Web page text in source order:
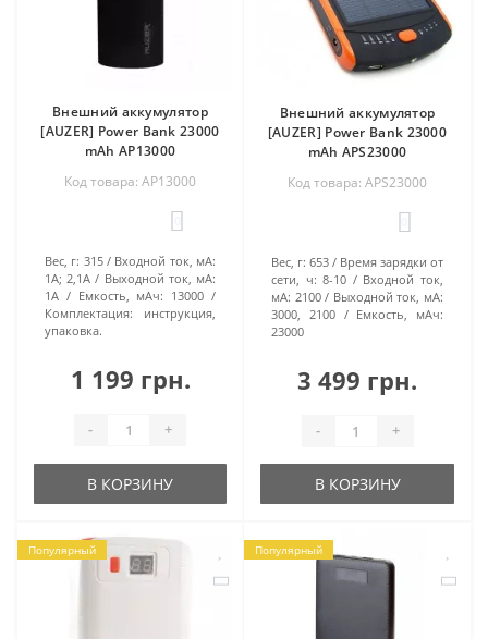
Если емкость батареи — 1300 мА/ч, то внешний
аккумулятор для телефона Самсунг будет емкостью
2600 мА/ч.
Второй важный параметр — сила тока (1 А). Если
планируете заряжать параллельно еще и планшет,
фотоаппарат и нетбук, то портативная зарядка для
мобильного Samsung (Самсунг) нужна с несколькими
одновременно заряжаемых гаджетов. Сила тока в
Важно, сколько раз в день придется зарядить телефон
без доступа к электросети — от этого зависит
мощность подзарядки.
портативного зарядного устройства для смартфона
Samsung? Покупая наружный аккумулятор, обратите
внимание на наличие дополнительных функций, они
тоже определяют, сколько стоит устройство:
в процентах,
брелка для ключей,
Внешний аккумулятор
[AUZER] Power Bank 23000
mAh AP13000
Код товара: AP13000
Вес, г: 315
Входной ток, мА:
1A; 2,1А
Выходной ток, мА:
1A
Емкость, мАч: 13000
Комплектация:
инструкция,
упаковка.
1 199 грн.
- +
В КОРЗИНУ
Внешний аккумулятор
[AUZER] Power Bank 23000
mAh APS23000
Код товара: APS23000
Вес, г: 653
Время зарядки от
сети, ч: 8-10
Входной ток,
мА: 2100
Выходной ток, мА:
3000, 2100
Емкость, мАч:
23000
3 499 грн.
- +
В КОРЗИНУ
Популярный Популярный